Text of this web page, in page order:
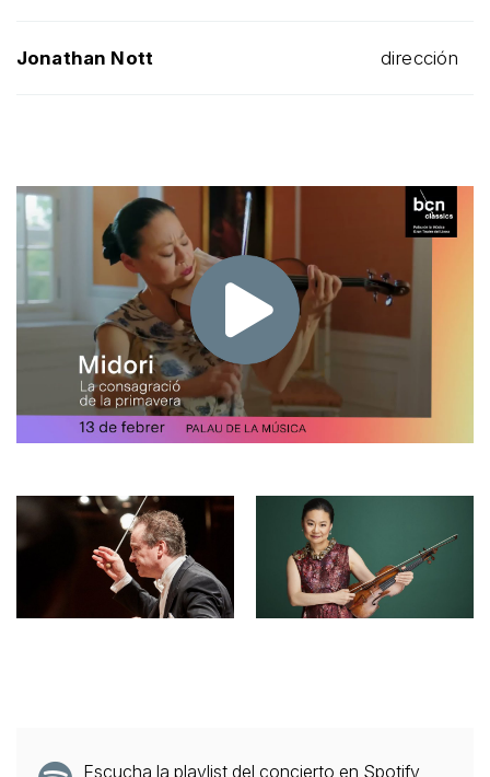
Jonathan Nott dirección
Escucha la playlist del concierto en Spotify